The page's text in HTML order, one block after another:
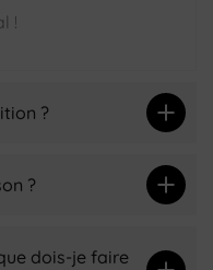
!
?
?
dois-je faire